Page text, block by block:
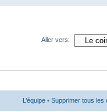
Aller vers:
L’équipe • Supprimer tous les